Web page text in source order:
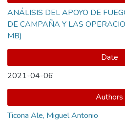
ANÁLISIS DEL APOYO DE
DE CAMPAÑA Y LAS
MB)
Date
2021-04-06
Authors
Ticona Ale, Miguel Antonio